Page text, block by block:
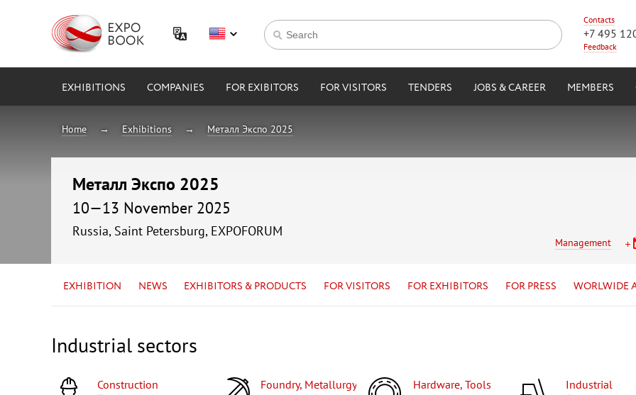
Contacts
+7 495
Feedback
EXHIBITIONS COMPANIES FOR EXIBITORS FOR VISITORS TENDERS JOBS & CAREER MEMBERS
Home Exhibitions Металл Экспо 2025
Металл Экспо 2025
10—13 November 2025
Russia, Saint Petersburg, EXPOFORUM
Management
EXHIBITION NEWS EXHIBITORS & PRODUCTS FOR VISITORS FOR EXHIBITORS FOR PRESS WORLWIDE
Industrial sectors
Construction
Foundry, Metallurgy
Hardware, Tools
Industrial